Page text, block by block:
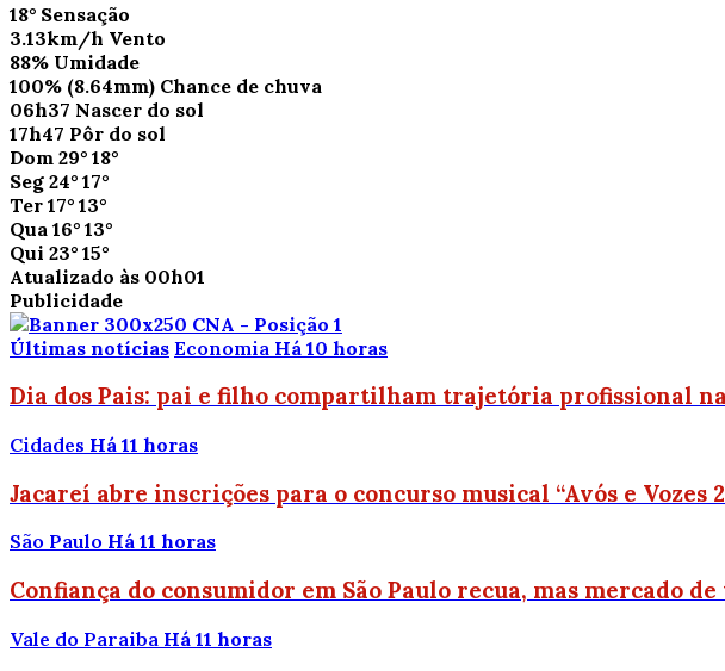
18° Sensação
3.13km/h Vento
88% Umidade
100% (8.64mm) Chance de chuva
06h37 Nascer do sol
17h47 Pôr do sol
Dom 29° 18°
Seg 24° 17°
Ter 17° 13°
Qua 16° 13°
Qui 23° 15°
Atualizado às 00h01
Publicidade
Últimas notícias Economia Há 10 horas
Dia dos Pais: pai e filho compartilham trajetória profissional
Cidades Há 11 horas
Jacareí abre inscrições para o concurso musical “Avós e Vozes
São Paulo Há 11 horas
Confiança do consumidor em São Paulo recua, mas mercado
Vale do Paraiba Há 11 horas